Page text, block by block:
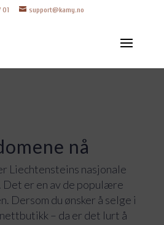
01 support@kamy.no
nå
Liechtensteins nasjonale
Det er en av de populære
Dersom du ønsker å selge i
– da er det lurt å